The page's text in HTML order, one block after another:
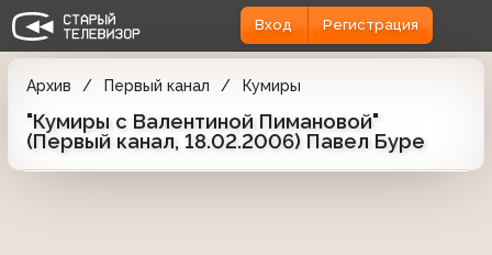
Вход Регистрация
Архив Первый канал Кумиры
"Кумиры с Валентиной Пимановой"
(Первый канал, 18.02.2006) Павел Буре